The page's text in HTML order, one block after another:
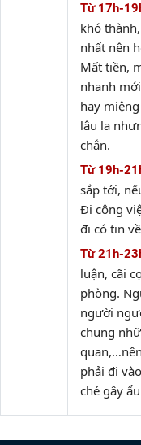
Từ 17h-
khó
nhất nên
Mất tiền,
nhanh
hay
lâu la
chắn.
Từ 19h-
sắp tới,
Đi công
đi có tin
Từ 21h-
luận, cãi
phòng.
người
chung
phải đi
ché gây